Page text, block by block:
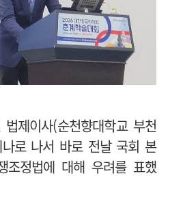
제이사(순천향대학교 부천
로 나서 바로 전날 국회 본
조정법에 대해 우려를 표했